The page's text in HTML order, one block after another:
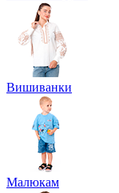
Вишиванки
Малюкам